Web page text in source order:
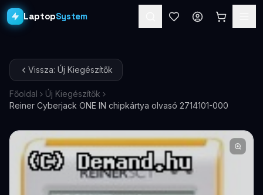
LaptopSystem
Asztali PC-k
Workstation PRO
Monitorok
Dokkolók
Kiegészítők
Vissza: Új Kiegészítők
Főoldal
Új Kiegészítők
Reiner Cyberjack ONE IN chipkártya olvasó 2714101-000